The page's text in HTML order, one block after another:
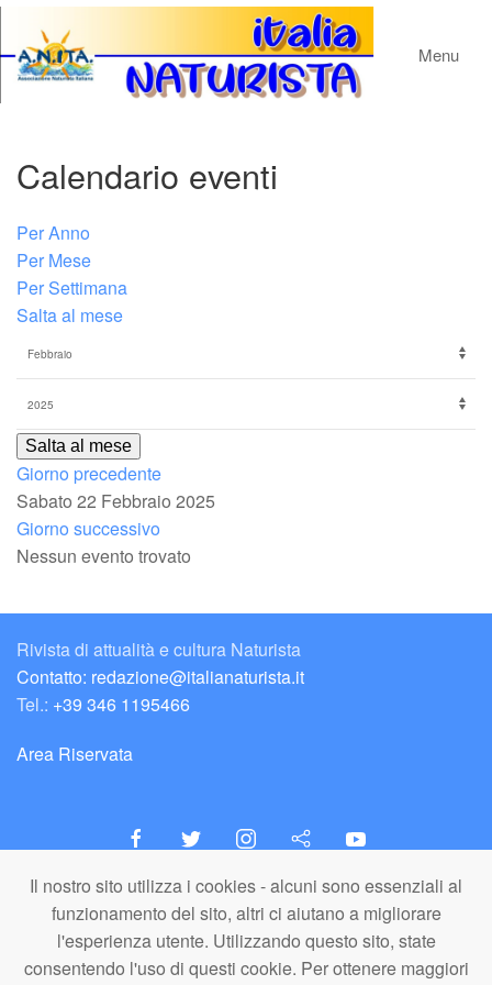
Il nostro sito utilizza i cookies - alcuni sono essenziali al
funzionamento del sito, altri ci aiutano a migliorare
l'esperienza utente. Utilizzando questo sito, state
consentendo l'uso di questi cookie. Per ottenere maggiori
Menu
Calendario eventi
Per Anno
Per Mese
Per Settimana
Salta al mese
Salta al mese
Giorno precedente
Sabato 22 Febbraio 2025
Giorno successivo
Nessun evento trovato
Rivista di attualità e cultura Naturista
Contatto: redazione@italianaturista.it
Tel.: +39 346 1195466
Area Riservata
italiaNATURISTA
Editore e Redazione
A.N.ITA. Associazione Naturista Italiana (APS)
C.F. 80203710159